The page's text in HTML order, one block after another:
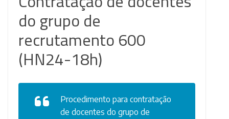
do grupo de
recrutamento 600
(HN24-18h)
Procedimento para contratação
de docentes do grupo de